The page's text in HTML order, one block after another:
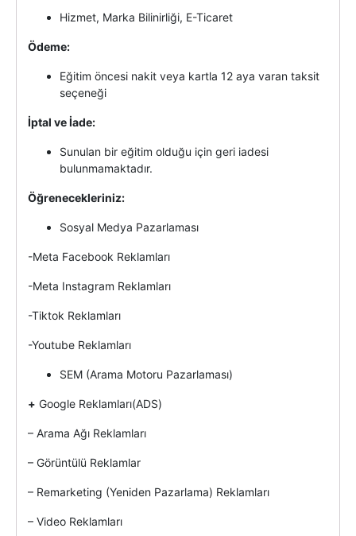
Hizmet, Marka Bilinirliği, E-Ticaret
Ödeme:
Eğitim öncesi nakit veya kartla 12 aya varan taksit
seçeneği
İptal ve İade:
Sunulan bir eğitim olduğu için geri iadesi
bulunmamaktadır.
Öğrenecekleriniz:
Sosyal Medya Pazarlaması
-Meta Facebook Reklamları
-Meta Instagram Reklamları
-Tiktok Reklamları
-Youtube Reklamları
SEM (Arama Motoru Pazarlaması)
+ Google Reklamları(ADS)
– Arama Ağı Reklamları
– Görüntülü Reklamlar
– Remarketing (Yeniden Pazarlama) Reklamları
– Video Reklamları